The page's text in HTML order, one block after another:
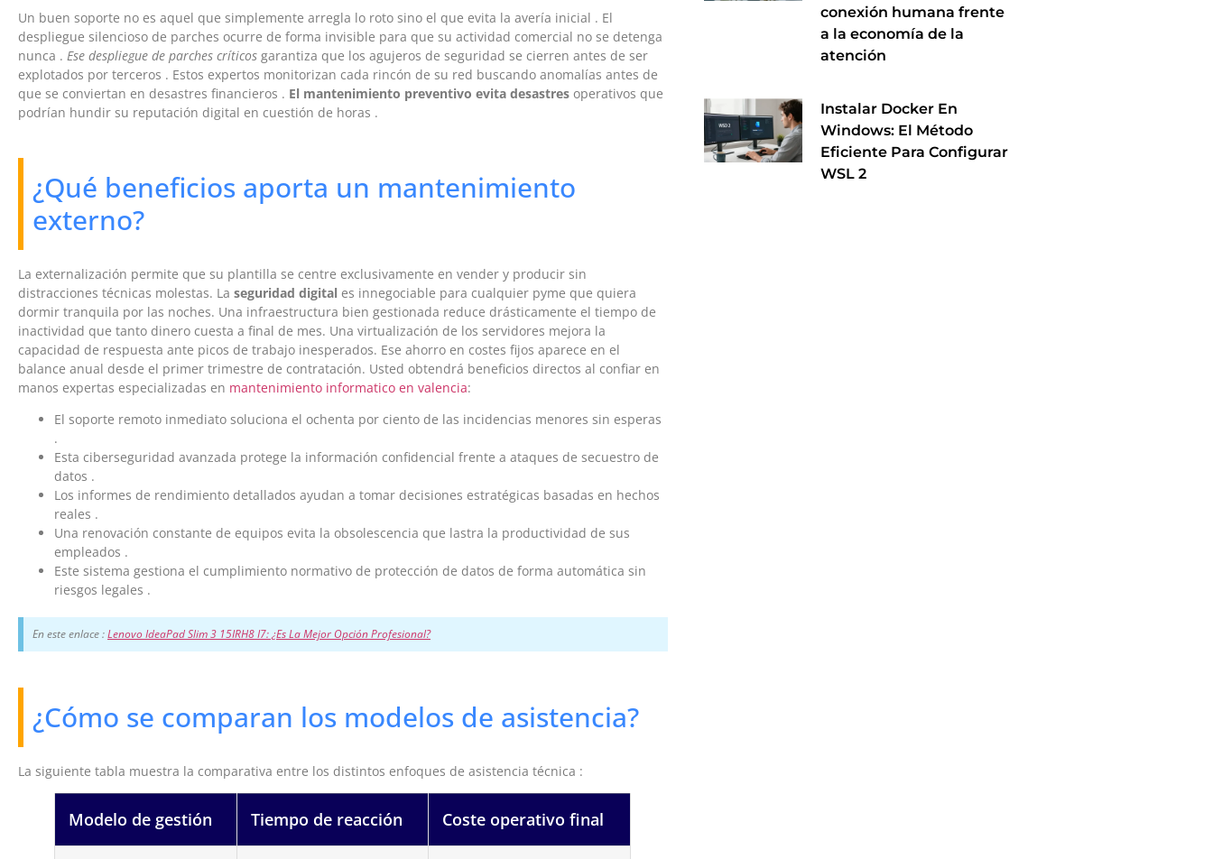
Un buen soporte no es aquel que simplemente arregla lo roto sino el que evita la avería inicial . El
despliegue silencioso de parches ocurre de forma invisible para que su actividad comercial no se detenga
nunca . Ese despliegue de parches críticos garantiza que los agujeros de seguridad se cierren antes de ser
explotados por terceros . Estos expertos monitorizan cada rincón de su red buscando anomalías antes de
que se conviertan en desastres financieros . El mantenimiento preventivo evita desastres operativos que
podrían hundir su reputación digital en cuestión de horas .
¿Qué beneficios aporta un mantenimiento
externo?
La externalización permite que su plantilla se centre exclusivamente en vender y producir sin
distracciones técnicas molestas. La seguridad digital es innegociable para cualquier pyme que quiera
dormir tranquila por las noches. Una infraestructura bien gestionada reduce drásticamente el tiempo de
inactividad que tanto dinero cuesta a final de mes. Una virtualización de los servidores mejora la
capacidad de respuesta ante picos de trabajo inesperados. Ese ahorro en costes fijos aparece en el
balance anual desde el primer trimestre de contratación. Usted obtendrá beneficios directos al confiar en
manos expertas especializadas en mantenimiento informatico en valencia:
El soporte remoto inmediato soluciona el ochenta por ciento de las incidencias menores sin esperas
.
Esta ciberseguridad avanzada protege la información confidencial frente a ataques de secuestro de
datos .
Los informes de rendimiento detallados ayudan a tomar decisiones estratégicas basadas en hechos
reales .
Una renovación constante de equipos evita la obsolescencia que lastra la productividad de sus
empleados .
Este sistema gestiona el cumplimiento normativo de protección de datos de forma automática sin
riesgos legales .
En este enlace :Lenovo IdeaPad Slim 3 15IRH8 I7: ¿Es La Mejor Opción Profesional?
¿Cómo se comparan los modelos de asistencia?
La siguiente tabla muestra la comparativa entre los distintos enfoques de asistencia técnica :
Modelo de gestión Tiempo de reacción Coste operativo final
conexión humana frente
a la economía de la
atención
Instalar Docker En
Windows: El Método
Eficiente Para Configurar
WSL 2